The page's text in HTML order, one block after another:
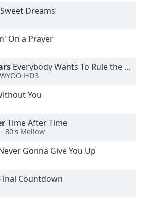
Sweet Dreams
On a Prayer
Everybody Wants To Rule the World
HD3
You
Time After Time
80's Mellow
Gonna Give You Up
Countdown